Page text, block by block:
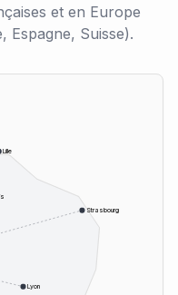
et en Europe
Espagne, Suisse).
Lyon
Strasbourg
Lille